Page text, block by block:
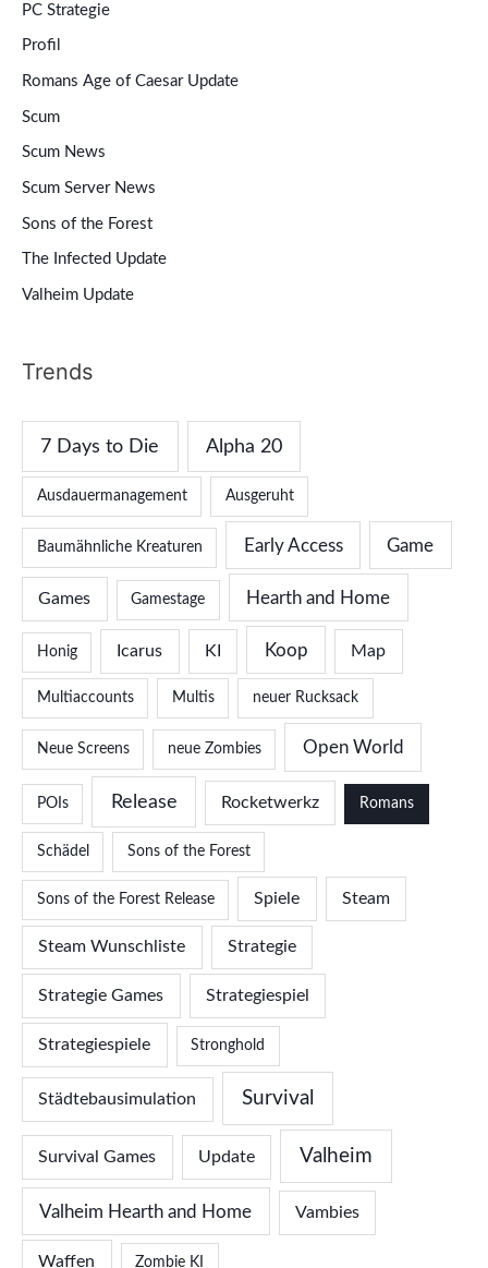
PC Strategie
Profil
Romans Age of Caesar Update
Scum
Scum News
Scum Server News
Sons of the Forest
The Infected Update
Valheim Update
Trends
7 Days to Die Alpha 20
Ausdauermanagement Ausgeruht
Baumähnliche Kreaturen Early Access Game
Games Gamestage Hearth and Home
Honig Icarus KI Koop Map
Multiaccounts Multis neuer Rucksack
Neue Screens neue Zombies Open World
POIs Release Rocketwerkz Romans
Schädel Sons of the Forest
Sons of the Forest Release Spiele Steam
Steam Wunschliste Strategie
Strategie Games Strategiespiel
Strategiespiele Stronghold
Städtebausimulation Survival
Survival Games Update Valheim
Valheim Hearth and Home Vambies
Waffen Zombie KI